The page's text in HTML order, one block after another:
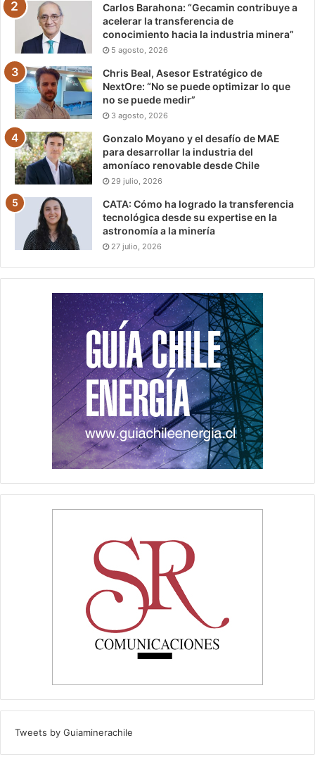
Carlos Barahona: “Gecamin contribuye a
acelerar la transferencia de
conocimiento hacia la industria minera”
5 agosto, 2026
Chris Beal, Asesor Estratégico de
NextOre: “No se puede optimizar lo que
no se puede medir”
3 agosto, 2026
Gonzalo Moyano y el desafío de MAE
para desarrollar la industria del
amoníaco renovable desde Chile
29 julio, 2026
CATA: Cómo ha logrado la transferencia
tecnológica desde su expertise en la
astronomía a la minería
27 julio, 2026
Tweets by Guiaminerachile